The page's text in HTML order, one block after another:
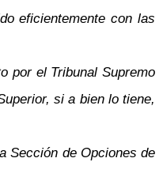
eficientemente con las
por el Tribunal Supremo
si a bien lo tiene,
Sección de Opciones de